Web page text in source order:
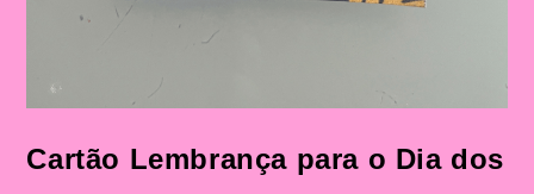
Cartão Lembrança para o Dia dos